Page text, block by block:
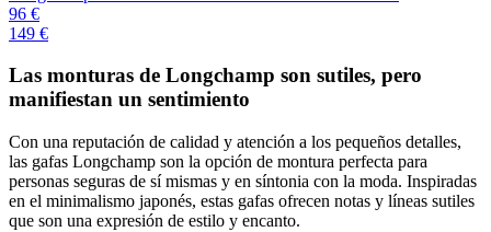
96 €
149 €
Las monturas de Longchamp son sutiles, pero
manifiestan un sentimiento
Con una reputación de calidad y atención a los pequeños detalles,
las gafas Longchamp son la opción de montura perfecta para
personas seguras de sí mismas y en síntonia con la moda. Inspiradas
en el minimalismo japonés, estas gafas ofrecen notas y líneas sutiles
que son una expresión de estilo y encanto.